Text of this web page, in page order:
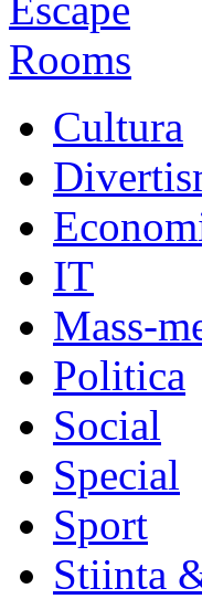
Cultura
IT
Mass-
Politica
Social
Special
Sport
Stiinta